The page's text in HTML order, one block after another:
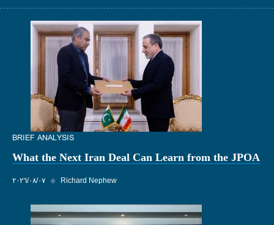
BRIEF ANALYSIS
What the Next Iran Deal Can Learn from the JPOA
٠٧‏/٠٨‏/٢٠٢٦ ◆ Richard Nephew